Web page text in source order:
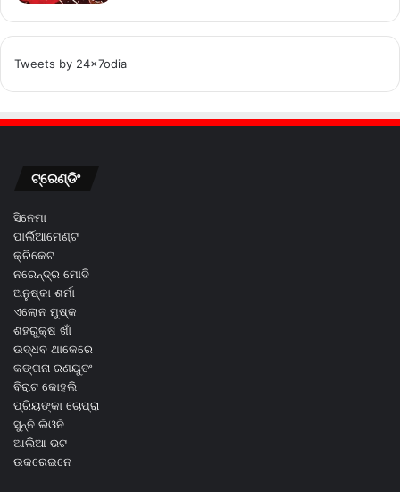
Tweets by 24x7odia
ଟ୍ରେଣ୍ଡିଂ
ସିନେମା
ପାର୍ଲିଆମେଣ୍ଟ
କ୍ରିକେଟ
ନରେନ୍ଦ୍ର ମୋଦି
ଅନୁଷ୍କା ଶର୍ମା
ଏଲୋନ ମୁଷ୍କ
ଶହରୁକ୍ଷ ଖାଁ
ଉଦ୍ଧବ ଥାକେରେ
କଙ୍ଗନା ରଣୟୁତଂ
ବିରାଟ କୋହଲି
ପ୍ରିୟଙ୍କା ଚୋପ୍ରା
ସୁନ୍ନି ଲିଓନି
ଆଲିଆ ଭଟ
ଉକରେଇନେ